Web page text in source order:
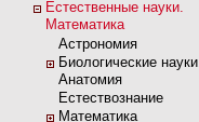
Естественные науки.
Математика
Астрономия
Биологические
Анатомия
Естествознание
Математика